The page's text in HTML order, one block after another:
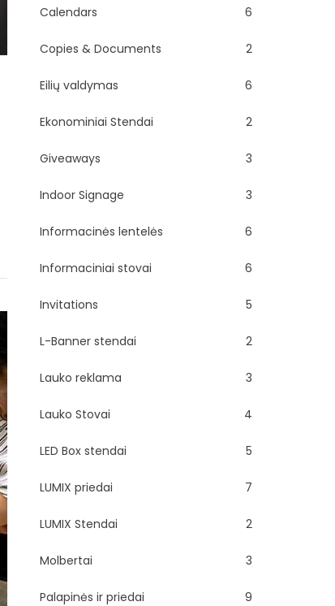
Calendars 6
Copies & Documents 2
Eilių valdymas 6
Ekonominiai Stendai 2
Giveaways 3
Indoor Signage 3
Informacinės lentelės 6
Informaciniai stovai 6
Invitations 5
L-Banner stendai 2
Lauko reklama 3
Lauko Stovai 4
LED Box stendai 5
LUMIX priedai 7
LUMIX Stendai 2
Molbertai 3
Palapinės ir priedai 9